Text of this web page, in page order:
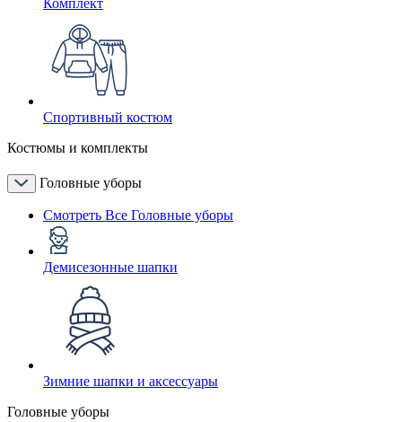
Комплект
Спортивный костюм
Костюмы и комплекты
Головные уборы
Смотреть Все Головные уборы
Демисезонные шапки
Зимние шапки и аксессуары
Головные уборы